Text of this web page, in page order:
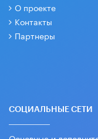
О проекте
Контакты
Партнеры
СОЦИАЛЬНЫЕ СЕТИ